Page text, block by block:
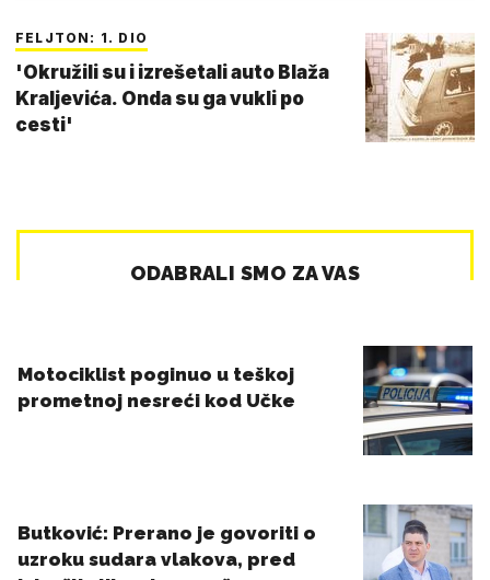
FELJTON: 1. DIO
'Okružili su i izrešetali auto Blaža
Kraljevića. Onda su ga vukli po
cesti'